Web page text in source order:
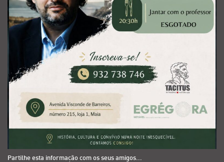
Partilhe esta informação com os seus amigos...